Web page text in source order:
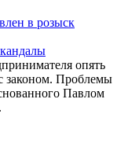
в розыск
опять
законом. Проблемы
Павлом